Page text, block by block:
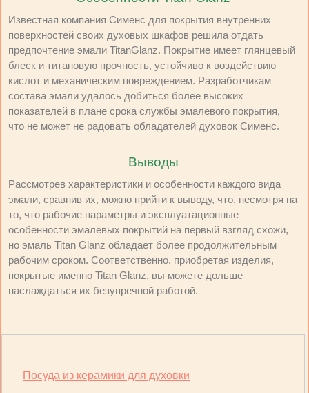
Известная компания Сименс для покрытия внутренних
поверхностей своих духовых шкафов решила отдать
предпочтение эмали TitanGlanz. Покрытие имеет глянцевый
блеск и титановую прочность, устойчиво к воздействию
кислот и механическим повреждением. Разработчикам
состава эмали удалось добиться более высоких
показателей в плане срока службы эмалевого покрытия,
что не может не радовать обладателей духовок Сименс.
Выводы
Рассмотрев характеристики и особенности каждого вида
эмали, сравнив их, можно прийти к выводу, что, несмотря на
то, что рабочие параметры и эксплуатационные
особенности эмалевых покрытий на первый взгляд схожи,
но эмаль Titan Glanz обладает более продолжительным
рабочим сроком. Соответственно, приобретая изделия,
покрытые именно Titan Glanz, вы можете дольше
наслаждаться их безупречной работой.
Посуда из керамики для духовки